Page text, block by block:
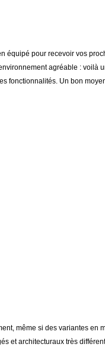
équipé pour recevoir vos
agréable : voilà
fonctionnalités. Un bon
même si des variantes en
et architecturaux très